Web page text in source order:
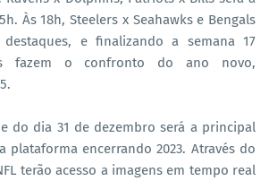
Às 18h, Steelers x Seahawks e Bengals
e finalizando a semana 17
fazem o confronto do ano novo,
do dia 31 de dezembro será a principal
plataforma encerrando 2023. Através do
terão acesso a imagens em tempo real